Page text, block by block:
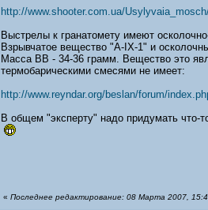
http://www.shooter.com.ua/
Выстрелы к гранатомету имеют
Взрывчатое вещество "А-IХ-1" и
Масса ВВ - 34-36 грамм. Вещество это
термобарическими смесями не имеет:
http://www.reyndar.org/beslan/forum/
В общем "эксперту" надо придумать что-
« Последнее редактирование: 08 Марта 2007,